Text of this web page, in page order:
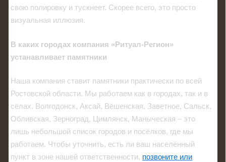
свою полировку и тускнеет. Скорее всего, это просто
визуальная иллюзия.
В каких городах компания «Ритуал-Регион»
устанавливает памятники
Наша компания ставит памятники практически по всей
Ростовской области. Мы работаем как в городах, так и в
сёлах. Волгодонск, Аксай, Вёшенская, Заветное, Сальск,
Обливская, Зерноград, Цимлянск, Маныческая – это
лишь небольшой список городов и посёлков, где мы
работаем. Чтобы уточнить, есть ли ваш населённый
пункт в зоне нашей ответственности, позвоните или